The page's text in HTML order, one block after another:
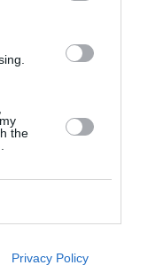
the
Privacy Policy
TΑΕ KBO
πολύτεκνοι, ΑμεΑ,